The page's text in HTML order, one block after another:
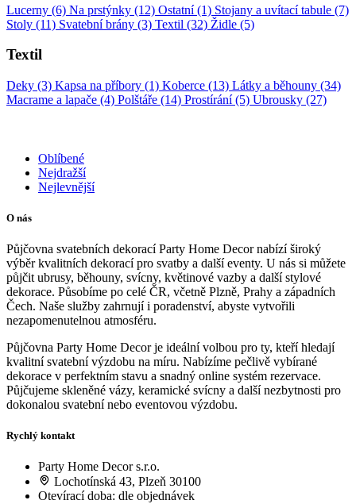
Lucerny (6) Na prstýnky (12) Ostatní (1) Stojany a uvítací tabule (7)
Stoly (11) Svatební brány (3) Textil (32) Židle (5)
Textil
Deky (3) Kapsa na příbory (1) Koberce (13) Látky a běhouny (34)
Macrame a lapače (4) Polštáře (14) Prostírání (5) Ubrousky (27)
Oblíbené
Nejdražší
Nejlevnější
O nás
Půjčovna svatebních dekorací Party Home Decor nabízí široký
výběr kvalitních dekorací pro svatby a další eventy. U nás si můžete
půjčit ubrusy, běhouny, svícny, květinové vazby a další stylové
dekorace. Působíme po celé ČR, včetně Plzně, Prahy a západních
Čech. Naše služby zahrnují i poradenství, abyste vytvořili
nezapomenutelnou atmosféru.
Půjčovna Party Home Decor je ideální volbou pro ty, kteří hledají
kvalitní svatební výzdobu na míru. Nabízíme pečlivě vybírané
dekorace v perfektním stavu a snadný online systém rezervace.
Půjčujeme skleněné vázy, keramické svícny a další nezbytnosti pro
dokonalou svatební nebo eventovou výzdobu.
Rychlý kontakt
Party Home Decor s.r.o.
Lochotínská 43, Plzeň 30100
Otevírací doba: dle objednávek